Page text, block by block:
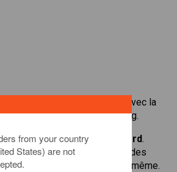
000 actions internationales avec la
négociation CFD de Ainvesting.
les CFD enMasterCard.
en temps réel et recevoir des
si vous déteniez l'action elle-même.
from your country
States) are not